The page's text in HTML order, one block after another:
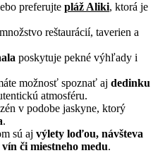
preferujte pláž Aliki, ktorá je
reštaurácií, taverien a
poskytuje pekné výhľady i
možnosť spoznať aj dedinku
atmosféru.
v podobe jaskyne, ktorý
.
sú aj výlety loďou, návšteva
či miestneho medu.